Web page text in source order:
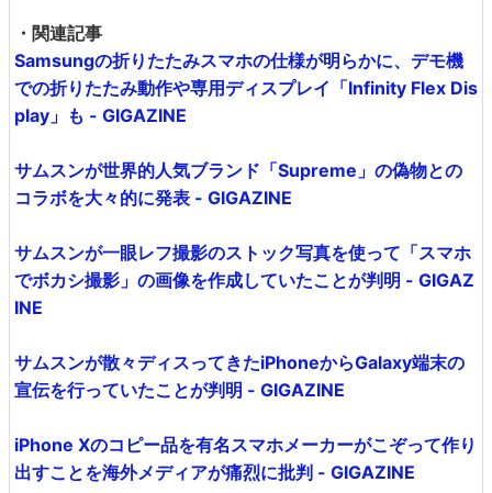
・関連記事
Samsungの折りたたみスマホの仕様が明らかに、デモ機
での折りたたみ動作や専用ディスプレイ「Infinity Flex Dis
play」も - GIGAZINE
サムスンが世界的人気ブランド「Supreme」の偽物との
コラボを大々的に発表 - GIGAZINE
サムスンが一眼レフ撮影のストック写真を使って「スマホ
でボカシ撮影」の画像を作成していたことが判明 - GIGAZ
INE
サムスンが散々ディスってきたiPhoneからGalaxy端末の
宣伝を行っていたことが判明 - GIGAZINE
iPhone Xのコピー品を有名スマホメーカーがこぞって作り
出すことを海外メディアが痛烈に批判 - GIGAZINE